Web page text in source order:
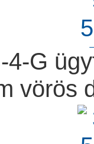
4-G
vörös